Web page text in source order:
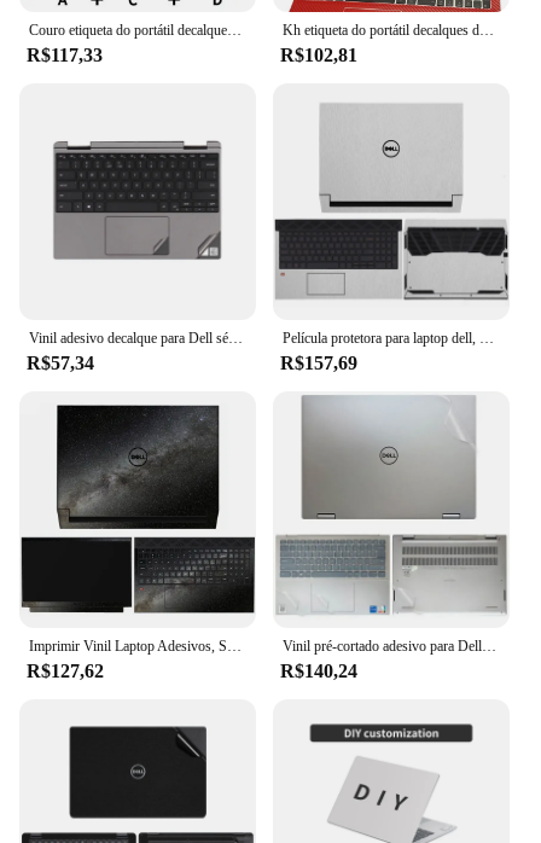
R$117,33
Kh etiqueta do portátil decalques da pele capa protetor guarda para dell alienware m11x r1 r2 (2012)
R$102,81
R$57,34 R$157,69
R$127,62
Vinil pré-cortado adesivo para Dell Laptop pele, tampa do teclado TPU, filme de tela HD, Dell, Inspiron 16, 7620, 2in 1, 7630, 7610, 5630, 5620, 5625
R$140,24